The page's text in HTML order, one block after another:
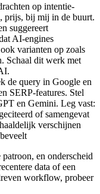
op intentie-
prijs, bij mij in de buurt.
suggereert
AI-engines
varianten op zoals
Schaal dit werk met
de query in Google en
SERP-features. Stel
en Gemini. Leg vast:
of samengevat
verschijnen
en onderscheid
data of een
workflow, probeer